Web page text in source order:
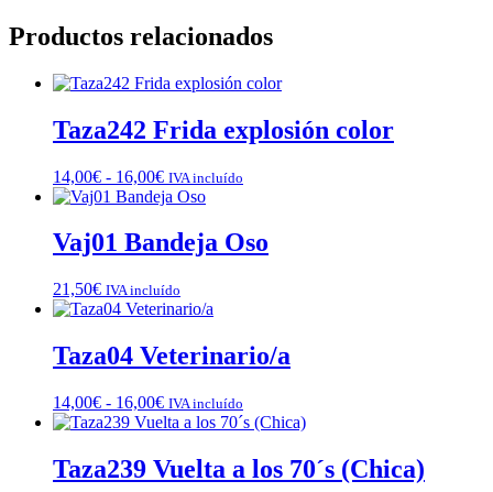
Productos relacionados
Taza242 Frida explosión color
14,00€ - 16,00€Rango
de
desde
14,00€
16,00€
IVA incluído
Vaj01 Bandeja Oso
21,50€ IVA incluído
Taza04 Veterinario/a
14,00€ - 16,00€Rango
de
desde
14,00€
IVA incluído
Taza239 Vuelta a los 70´s (Chica)